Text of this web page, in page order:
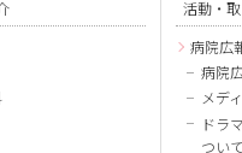
活動・
病院広
病院
メデ
ドラ
ついて